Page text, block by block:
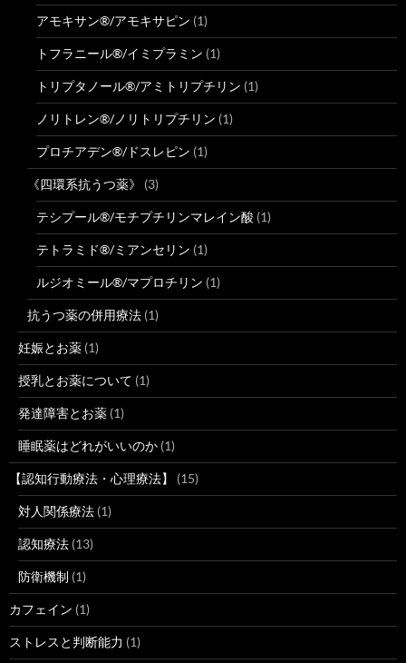
アモキサン®/アモキサピン (1)
トフラニール®/イミプラミン (1)
トリプタノール®/アミトリプチリン (1)
ノリトレン®/ノリトリプチリン (1)
プロチアデン®/ドスレピン (1)
《四環系抗うつ薬》 (3)
テシプール®/モチプチリンマレイン酸 (1)
テトラミド®/ミアンセリン (1)
ルジオミール®/マプロチリン (1)
抗うつ薬の併用療法 (1)
妊娠とお薬 (1)
授乳とお薬について (1)
発達障害とお薬 (1)
睡眠薬はどれがいいのか (1)
【認知行動療法・心理療法】 (15)
対人関係療法 (1)
認知療法 (13)
防衛機制 (1)
カフェイン (1)
ストレスと判断能力 (1)